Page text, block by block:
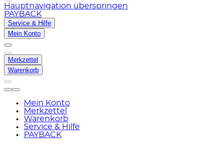
Hauptnavigation überspringen
PAYBACK
Service & Hilfe
Mein Konto
Merkzettel
Warenkorb
Mein Konto
Merkzettel
Warenkorb
Service & Hilfe
PAYBACK